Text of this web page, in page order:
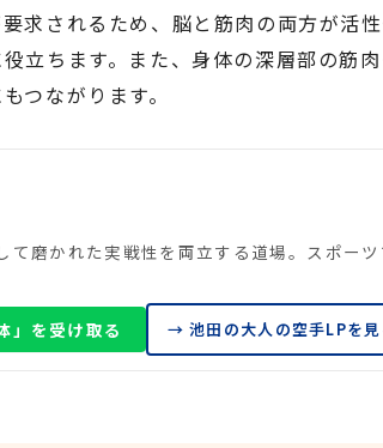
求されるため、脳と筋肉の両方が活
立ちます。また、身体の深層部の筋
つながります。
磨かれた実戦性を両立する道場。スポー
」を受け取る → 池田の大人の空手LPを見